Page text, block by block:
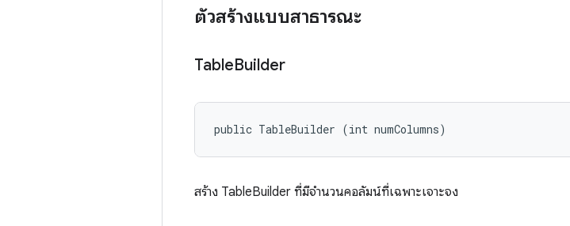
ตัวสร้างแบบสาธารณะ
TableBuilder
public TableBuilder (int numColumns)
สร้าง TableBuilder ที่มีจํานวนคอลัมน์ที่เฉพาะเจาะจง